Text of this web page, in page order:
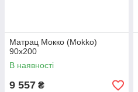
Матрац Мокко (Mokko)
90х200
В наявності
9 557 ₴